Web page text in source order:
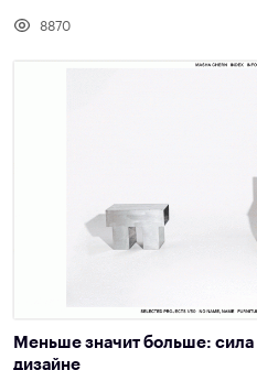
8870
Меньше значит больше:
дизайне